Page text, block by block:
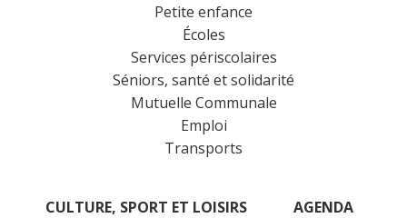
Petite enfance
Écoles
Services périscolaires
Séniors, santé et solidarité
Mutuelle Communale
Emploi
Transports
CULTURE, SPORT ET LOISIRS
AGENDA